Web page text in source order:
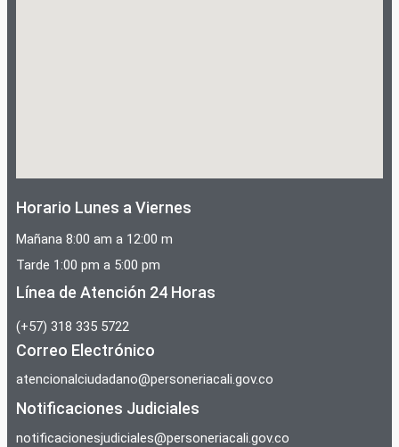
Horario Lunes a Viernes
Mañana 8:00 am a 12:00 m
Tarde 1:00 pm a 5:00 pm
Línea de Atención 24 Horas
(+57) 318 335 5722
Correo Electrónico
atencionalciudadano@personeriacali.gov.co
Notificaciones Judiciales
notificacionesjudiciales@personeriacali.gov.co